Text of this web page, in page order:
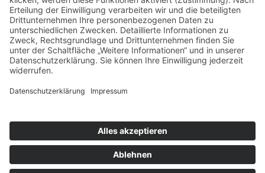
SCHLAFKABINEN
GRÜNHAGE AUTOMOTIVE
HIER KANN MAN SICH ERHOLEN
ZUM PRODUKT
© 2026 Topsleeper
Kontakt
Impressum